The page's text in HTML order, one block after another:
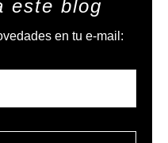
este blog
en tu e-mail: